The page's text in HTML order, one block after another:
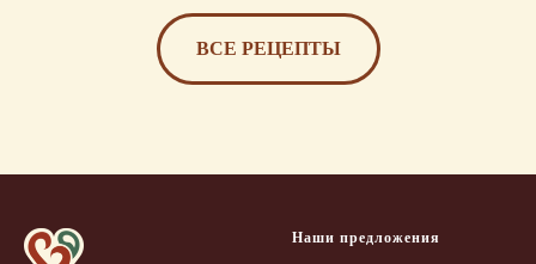
ВСЕ РЕЦЕПТЫ
Наши предложения